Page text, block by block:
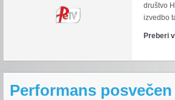
društvo
izvedbo
Preberi
Performans